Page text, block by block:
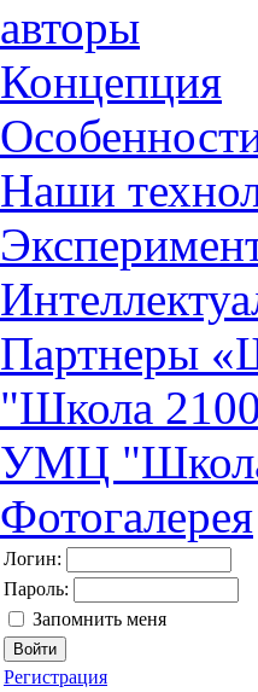
авторы
Концепция
Наши
Партнеры
"Школа
УМЦ
Фотогалерея
Логин:
Пароль:
Запомнить меня
Регистрация